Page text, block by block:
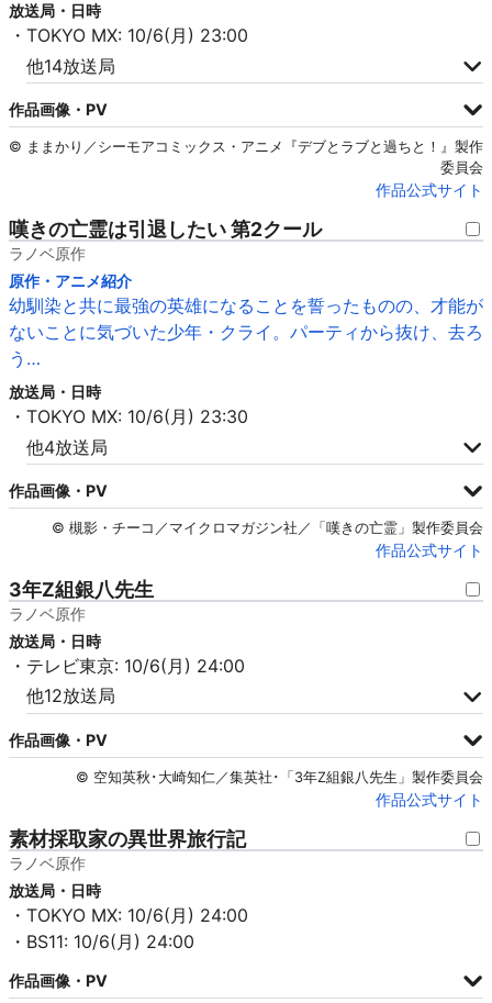
放送局・日時
・TOKYO MX: 10/6(月) 23:00
他14放送局
作品画像・PV
© ままかり／シーモアコミックス・アニメ『デブとラブと過ちと！』製作
委員会
作品公式サイト
嘆きの亡霊は引退したい 第2クール
ラノベ原作
原作・アニメ紹介
幼馴染と共に最強の英雄になることを誓ったものの、才能が
ないことに気づいた少年・クライ。パーティから抜け、去ろ
う…
放送局・日時
・TOKYO MX: 10/6(月) 23:30
他4放送局
作品画像・PV
© 槻影・チーコ／マイクロマガジン社／「嘆きの亡霊」製作委員会
作品公式サイト
3年Z組銀八先生
ラノベ原作
放送局・日時
・テレビ東京: 10/6(月) 24:00
他12放送局
作品画像・PV
© 空知英秋･大崎知仁／集英社･「3年Z組銀八先生」製作委員会
作品公式サイト
素材採取家の異世界旅行記
ラノベ原作
放送局・日時
・TOKYO MX: 10/6(月) 24:00
・BS11: 10/6(月) 24:00
作品画像・PV